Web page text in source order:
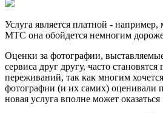
Услуга является платной - например,
МТС она обойдется немногим
Оценки за фотографии,
сервиса друг другу, часто
переживаний, так как многим
фотографии (и их самих) оценивали
новая услуга вполне может